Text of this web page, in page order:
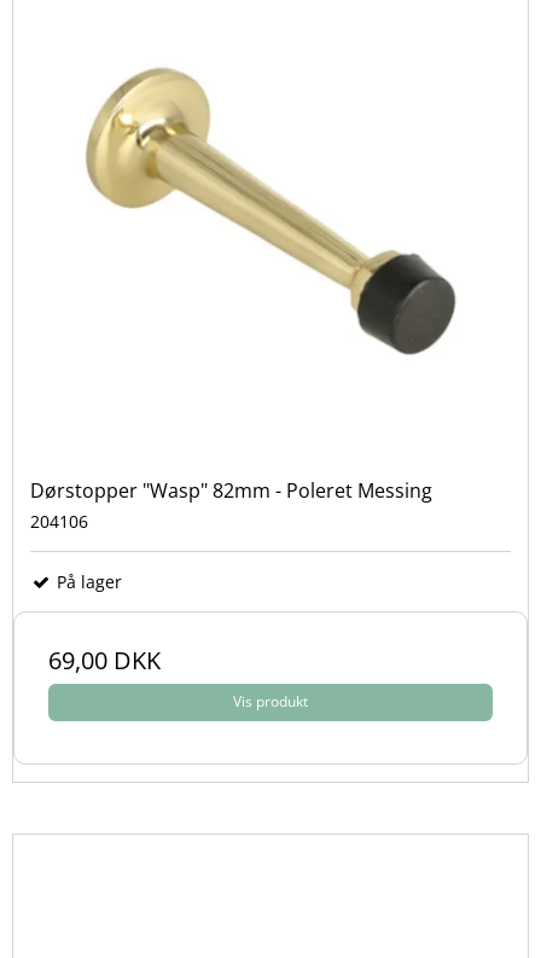
Dørstopper "Wasp" 82mm - Poleret Messing
204106
På lager
69,00 DKK
Vis produkt